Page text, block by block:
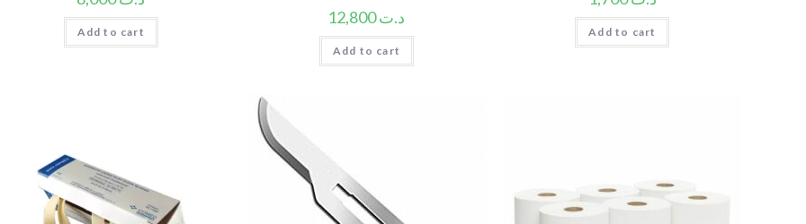
Add to cart
د.ت12,800
Add to cart
Add to cart